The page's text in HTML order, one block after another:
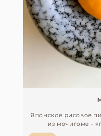
Японское рисовое
из мочигоме -